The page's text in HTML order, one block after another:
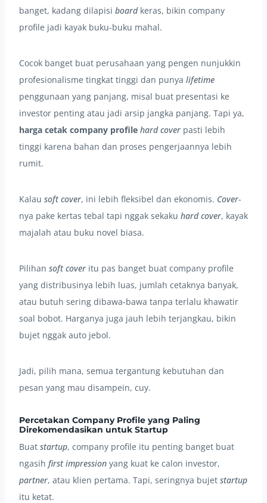
banget, kadang dilapisi boardkeras, bikin company
profile jadi kayak buku-buku mahal.
Cocok banget buat perusahaan yang pengen nunjukkin
profesionalisme tingkat tinggi dan punya lifetime
penggunaan yang panjang, misal buat presentasi ke
investor penting atau jadi arsip jangka panjang. Tapi ya,
harga cetak company profile hard cover pasti lebih
tinggi karena bahan dan proses pengerjaannya lebih
rumit.
Kalau soft cover, ini lebih fleksibel dan ekonomis. Cover-
nya pake kertas tebal tapi nggak sekaku hard cover, kayak
majalah atau buku novel biasa.
Pilihan soft cover itu pas banget buat company profile
yang distribusinya lebih luas, jumlah cetaknya banyak,
atau butuh sering dibawa-bawa tanpa terlalu khawatir
soal bobot. Harganya juga jauh lebih terjangkau, bikin
bujet nggak auto jebol.
Jadi, pilih mana, semua tergantung kebutuhan dan
pesan yang mau disampein, cuy.
Percetakan Company Profile yang Paling
Direkomendasikan untuk Startup
Buat startup, company profile itu penting banget buat
ngasih first impression yang kuat ke calon investor,
partner, atau klien pertama. Tapi, seringnya bujet startup
itu ketat.